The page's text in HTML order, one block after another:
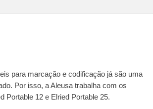
para marcação e codificação já são uma
Por isso, a Aleusa trabalha com os
Portable 12 e Elried Portable 25.